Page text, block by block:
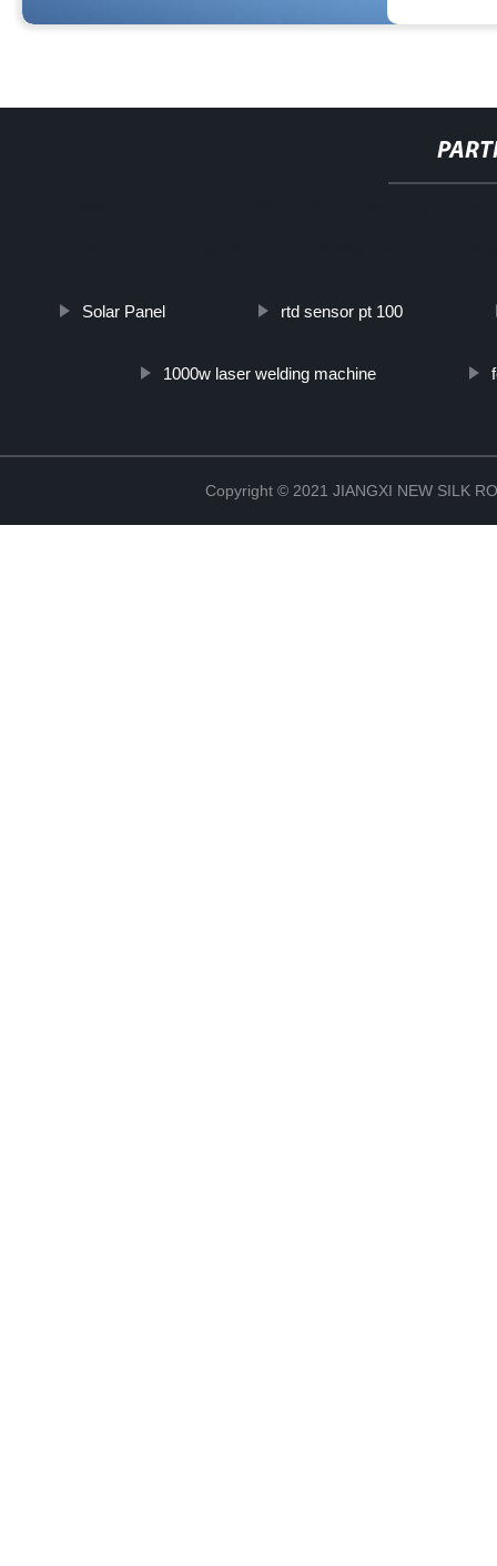
Solar Panel rtd sensor pt 100
1000w laser welding machine
Copyright © 2021 JIANGXI NEW SILK